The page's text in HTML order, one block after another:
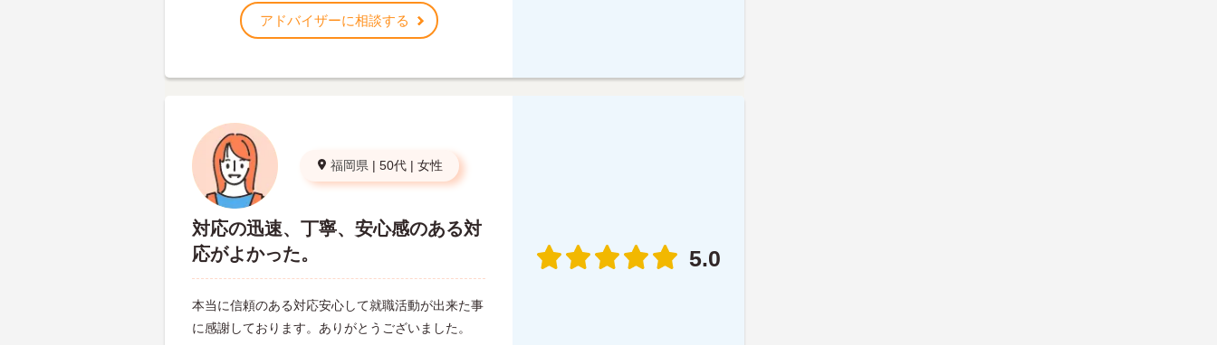
アドバイザーに相談する
福岡県 | 50代 | 女性
対応の迅速、丁寧、安心感のある対
応がよかった。
本当に信頼のある対応安心して就職活動が出来た事
に感謝しております。ありがとうございました。
5.0